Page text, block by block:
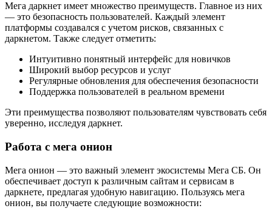
Мега даркнет имеет множество преимуществ. Главное из них
— это безопасность пользователей. Каждый элемент
платформы создавался с учетом рисков, связанных с
даркнетом. Также следует отметить:
Интуитивно понятный интерфейс для новичков
Широкий выбор ресурсов и услуг
Регулярные обновления для обеспечения безопасности
Поддержка пользователей в реальном времени
Эти преимущества позволяют пользователям чувствовать себя
уверенно, исследуя даркнет.
Работа с мега онион
Мега онион — это важный элемент экосистемы Мега СБ. Он
обеспечивает доступ к различным сайтам и сервисам в
даркнете, предлагая удобную навигацию. Пользуясь мега
онион, вы получаете следующие возможности: